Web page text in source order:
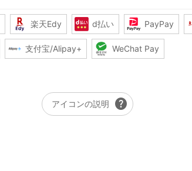
楽天Edy d払い PayPay
支付宝/Alipay+ WeChat Pay
アイコンの説明 help